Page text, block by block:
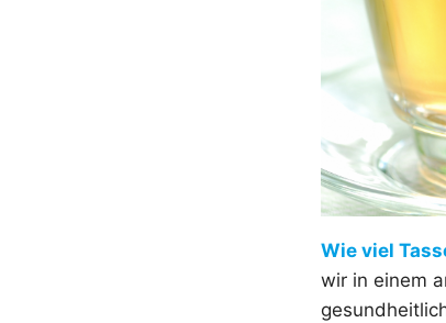
Wie viel
wir in einem